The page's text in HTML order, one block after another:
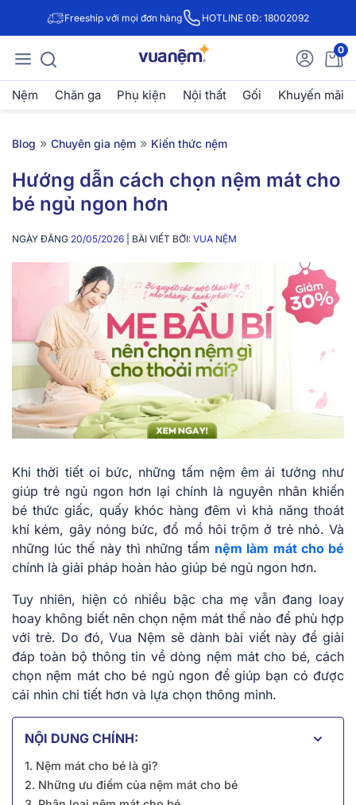
Freeship với mọi đơn hàng HOTLINE 0Đ: 18002092
0
Nệm Chăn ga Phụ kiện Nội thất Gối Khuyến mãi
Blog » Chuyên gia nệm » Kiến thức nệm
Hướng dẫn cách chọn nệm mát cho
bé ngủ ngon hơn
NGÀY ĐĂNG 20/05/2026 | BÀI VIẾT BỞI: VUA NỆM
Khi thời tiết oi bức, những tấm nệm êm ái tưởng như
giúp trẻ ngủ ngon hơn lại chính là nguyên nhân khiến
bé thức giấc, quấy khóc hàng đêm vì khả năng thoát
khí kém, gây nóng bức, đổ mồ hôi trộm ở trẻ nhỏ. Và
những lúc thế này thì những tấm nệm làm mát cho bé
chính là giải pháp hoàn hảo giúp bé ngủ ngon hơn.
Tuy nhiên, hiện có nhiều bậc cha mẹ vẫn đang loay
hoay không biết nên chọn nệm mát thế nào để phù hợp
với trẻ. Do đó, Vua Nệm sẽ dành bài viết này để giải
đáp toàn bộ thông tin về dòng nệm mát cho bé, cách
chọn nệm mát cho bé ngủ ngon để giúp bạn có được
cái nhìn chi tiết hơn và lựa chọn thông minh.
NỘI DUNG CHÍNH:
1. Nệm mát cho bé là gì?
2. Những ưu điểm của nệm mát cho bé